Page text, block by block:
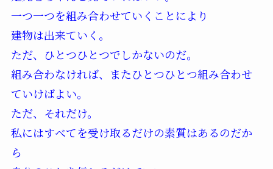
一つ一つを組み合わせていくことにより
建物は出来ていく。
ただ、ひとつひとつでしかないのだ。
組み合わなければ、またひとつひとつ組み合わせ
ていけばよい。
ただ、それだけ。
私にはすべてを受け取るだけの素質はあるのだか
ら